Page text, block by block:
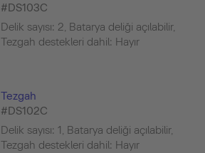
#DS103C
Delik sayısı: 2, Batarya deliği açılabilir,
Tezgah destekleri dahil: Hayır
Tezgah
#DS102C
Delik sayısı: 1, Batarya deliği açılabilir,
Tezgah destekleri dahil: Hayır